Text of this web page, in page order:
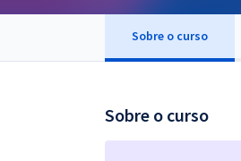
Pós
Sobre o curso
Sobre o curso